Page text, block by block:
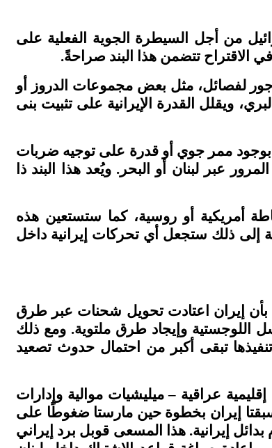
من أجل السيطرة الجوية الفعلية على
تتضمن هذا البند صراحةً.
لفصائل، مثل بعض مجموعات الدروز أو
ويقلل القدرة الإيرانية على تثبيت بنى
بوجود ممر جوي أو قدرة على توجيه ضربات
عبر لبنان أو البحر. ويُعد هذا البند ذا
أمريكية أو روسية، كما ستستعين هذه
إلى ذلك ستجعل أي تحركات إيرانية داخل
إيران اعتادت تحويل شحنات عبر طرق
اللوجستية وإيجاد طرق ملتوية. ومع ذلك
تبقى أكبر من احتمال حدوث تصعيد
عراقية – ميليشيات موالية وإدارات
إيران بخطوة حين مارستا ضغوطًا على
إيرانية. هذا المسعى قوبل برد إيراني